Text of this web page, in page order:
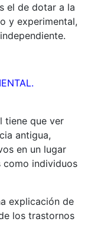
el de dotar a la
y experimental,
tiene que ver
antigua,
en un lugar
como individuos
explicación de
los trastornos